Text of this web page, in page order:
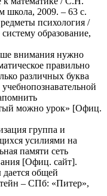
школа, 2009. – 63 с.
психология /
образование,
внимания нужно
правильно
различных буква
можно урок» [Офиц.
группа и
усилиями на
памяти сеть
[Офиц. сайт].
общей
– СПб: «Питер»,